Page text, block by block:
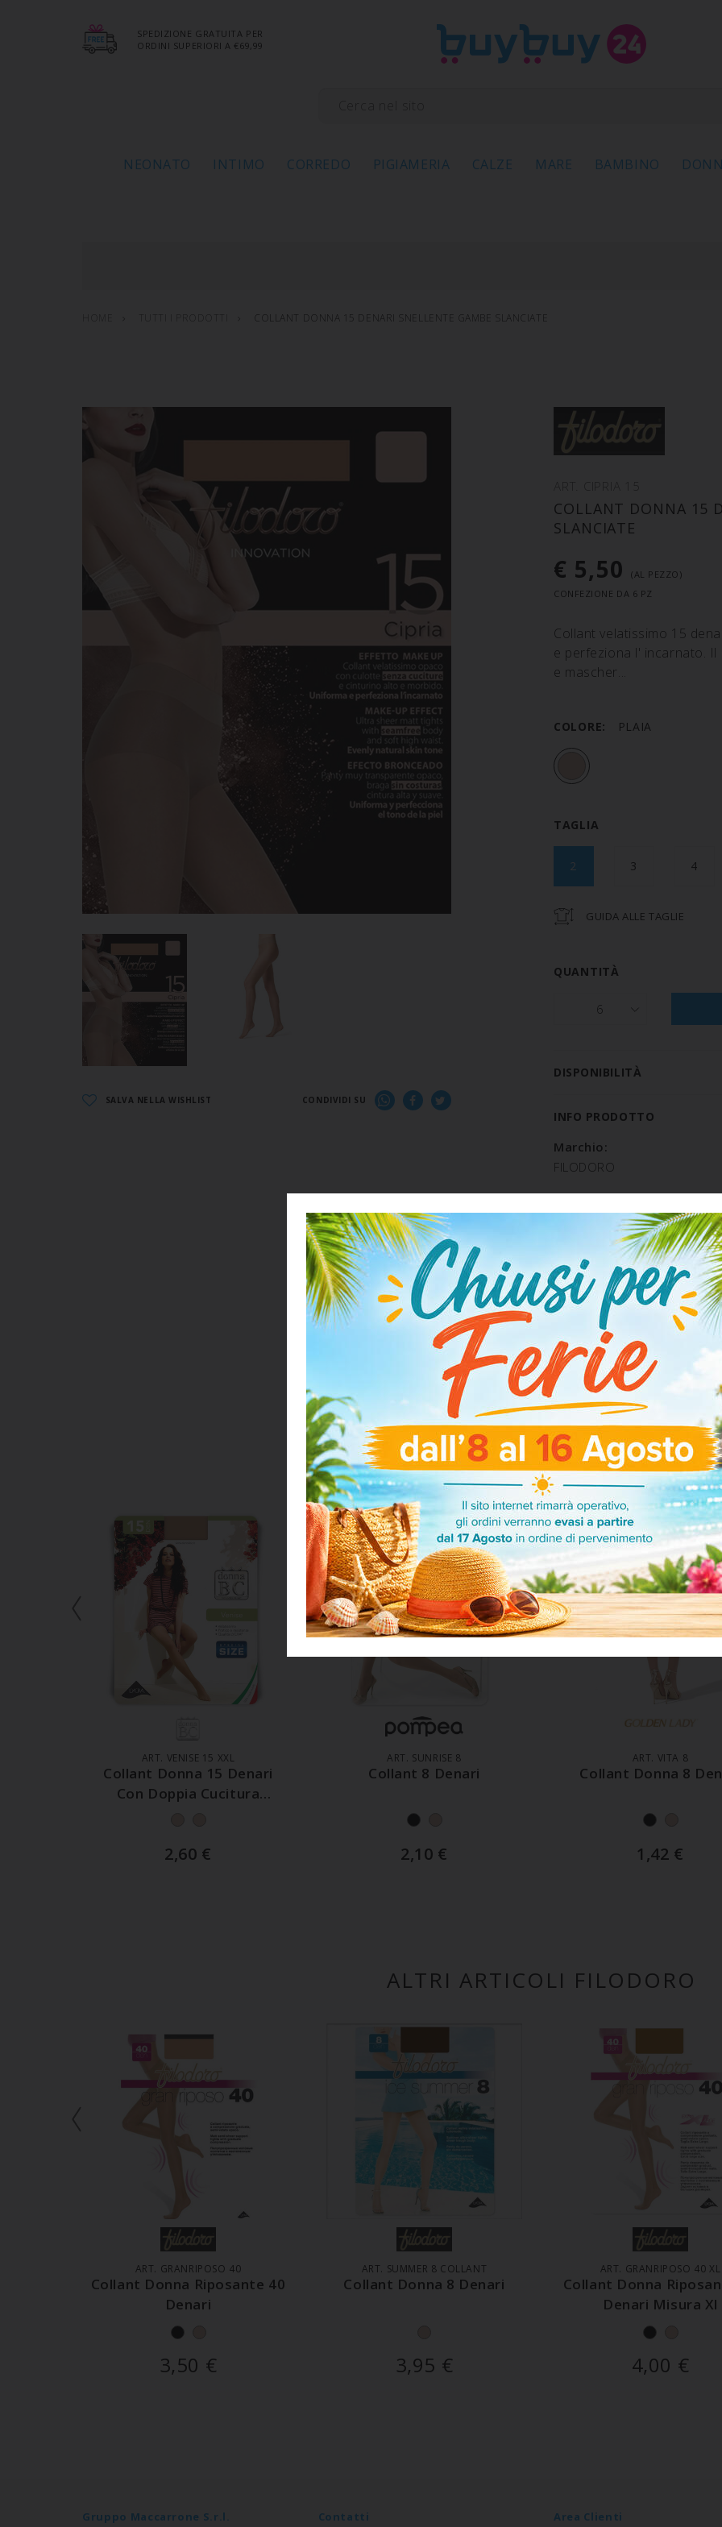
SPEDIZIONE GRATUITA PER
ORDINI SUPERIORI A €69,99
NEONATO INTIMO CORREDO PIGIAMERIA CALZE MARE BAMBINO
COLLANT DONNA 15 DENARI SNELLENTE GAMBE SLANCIATE
SALVA NELLA WISHLIST CONDIVIDI SU
COLLANT DONNA 15
SLANCIATE
€ 5,50
(AL PEZZO)
CONFEZIONE DA 6 PZ
Collant velatissimo 15
e perfeziona l' incarnato.
e mascher
COLORE: PLAIA
TAGLIA
2 3 4
GUIDA ALLE TAGLIE
QUANTITÀ
6
DISPONIBILITÀ
INFO PRODOTTO
Marchio:
FILODORO
COLLANT DONNA 15 DENARI
Composizione:
POLIAMMIDE 81% ELASTAN
SPEDIZIONE E RESO
ARTICOLI CORRELATI
ART. VENISE 15 XXL
Collant Donna 15 Denari
Con Doppia Cucitura
2,60 €
AGGIUNGI AL CARRELLO
ART. SUNRISE 8
Collant 8 Denari
2,10 €
AGGIUNGI AL
ART. VITA 8
Collant Donna 8
1,42 €
ALTRI ARTICOLI FILODORO
AGGIUNGI AL CARRELLO
ART. GRANRIPOSO 40
Collant Donna Riposante 40
Denari
3,50 €
AGGIUNGI AL CARRELLO
ART. SUMMER 8 COLLANT
Collant Donna 8 Denari
3,95 €
AGGIUNGI AL
ART. GRANRIPOSO 40 XL
Collant Donna
Denari Misura Xl
4,00 €
Gruppo Maccarrone S.r.l. Contatti Area Clienti